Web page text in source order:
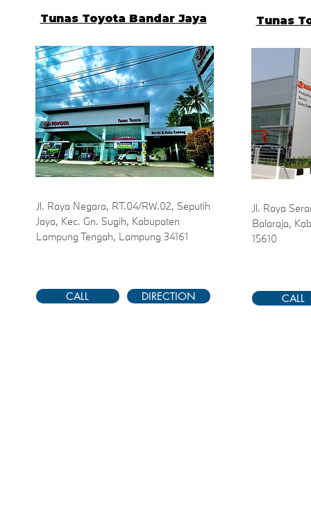
Tunas Toyota Bandar Jaya
Jl. Raya Negara, RT.04/RW.02, Seputih
Jaya, Kec. Gn. Sugih, Kabupaten
Lampung Tengah, Lampung 34161
CALL DIRECTION
Tunas
Jl. Raya
Balaraja,
15610
CALL